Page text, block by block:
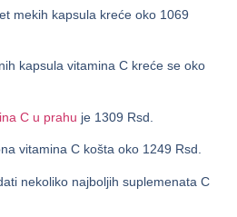
mekih kapsula kreće oko 1069
kapsula vitamina C kreće se oko
C u prahu je 1309 Rsd.
vitamina C košta oko 1249 Rsd.
nekoliko najboljih suplemenata C